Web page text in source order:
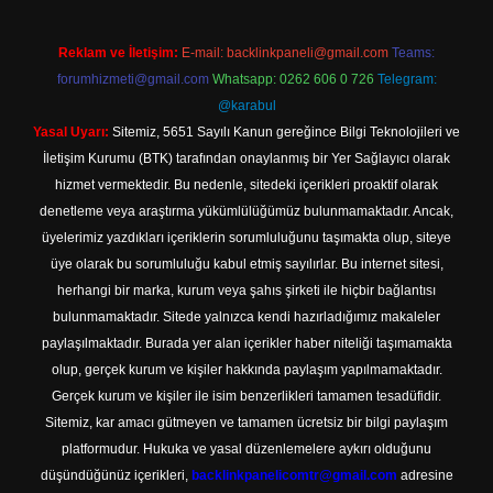
Reklam ve İletişim: E-mail: backlinkpaneli@gmail.com Teams:
forumhizmeti@gmail.com Whatsapp: 0262 606 0 726 Telegram:
@karabul
Yasal Uyarı: Sitemiz, 5651 Sayılı Kanun gereğince Bilgi Teknolojileri ve
İletişim Kurumu (BTK) tarafından onaylanmış bir Yer Sağlayıcı olarak
hizmet vermektedir. Bu nedenle, sitedeki içerikleri proaktif olarak
denetleme veya araştırma yükümlülüğümüz bulunmamaktadır. Ancak,
üyelerimiz yazdıkları içeriklerin sorumluluğunu taşımakta olup, siteye
üye olarak bu sorumluluğu kabul etmiş sayılırlar. Bu internet sitesi,
herhangi bir marka, kurum veya şahıs şirketi ile hiçbir bağlantısı
bulunmamaktadır. Sitede yalnızca kendi hazırladığımız makaleler
paylaşılmaktadır. Burada yer alan içerikler haber niteliği taşımamakta
olup, gerçek kurum ve kişiler hakkında paylaşım yapılmamaktadır.
Gerçek kurum ve kişiler ile isim benzerlikleri tamamen tesadüfidir.
Sitemiz, kar amacı gütmeyen ve tamamen ücretsiz bir bilgi paylaşım
platformudur. Hukuka ve yasal düzenlemelere aykırı olduğunu
düşündüğünüz içerikleri, backlinkpanelicomtr@gmail.com adresine